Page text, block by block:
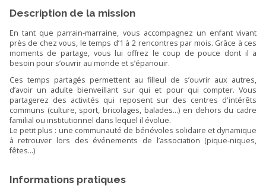
Description de la mission
En tant que parrain-marraine, vous accompagnez un enfant vivant
près de chez vous, le temps d’1 à 2 rencontres par mois. Grâce à ces
moments de partage, vous lui offrez le coup de pouce dont il a
besoin pour s’ouvrir au monde et s’épanouir.
Ces temps partagés permettent au filleul de s’ouvrir aux autres,
d’avoir un adulte bienveillant sur qui et pour qui compter. Vous
partagerez des activités qui reposent sur des centres d'intérêts
communs (culture, sport, bricolages, balades...) en dehors du cadre
familial ou institutionnel dans lequel il évolue.
Le petit plus : une communauté de bénévoles solidaire et dynamique
à retrouver lors des événements de l’association (pique-niques,
fêtes...)
Informations pratiques